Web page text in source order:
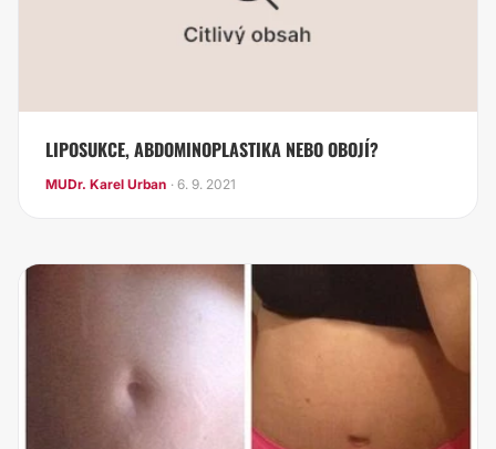
LIPOSUKCE, ABDOMINOPLASTIKA NEBO OBOJÍ?
MUDr. Karel Urban · 6. 9. 2021